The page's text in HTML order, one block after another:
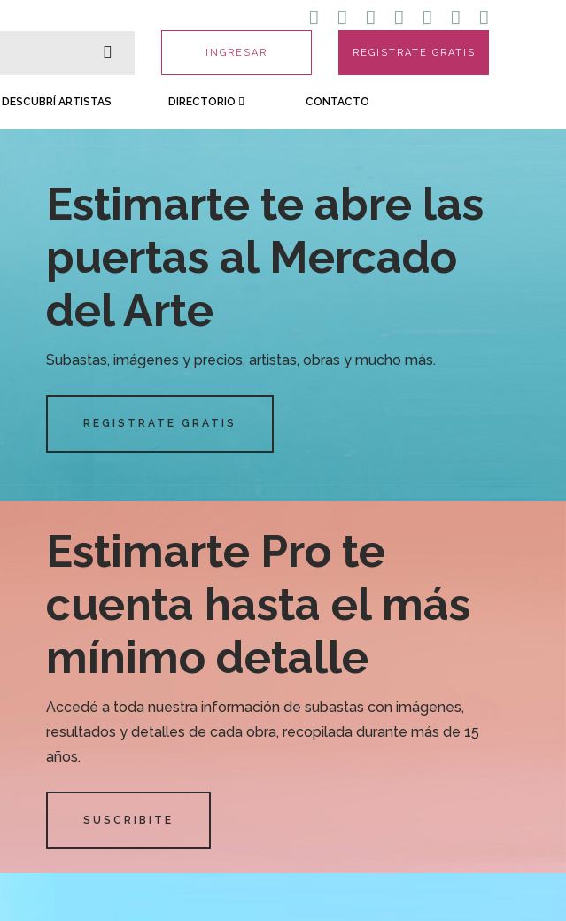
INGRESAR REGISTRATE GRATIS
DESCUBRÍ ARTISTAS DIRECTORIO CONTACTO
Estimarte te abre las
puertas al Mercado
del Arte
Subastas, imágenes y precios, artistas, obras y mucho más.
REGISTRATE GRATIS
Estimarte Pro te
cuenta hasta el más
mínimo detalle
Accedé a toda nuestra información de subastas con imágenes,
resultados y detalles de cada obra, recopilada durante más de 15
años.
SUSCRIBITE